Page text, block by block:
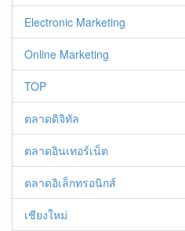
Electronic Marketing
Online Marketing
TOP
ตลาดดิจิทัล
ตลาดอินเทอร์เน็ต
ตลาดอิเล็กทรอนิกส์
เชียงใหม่